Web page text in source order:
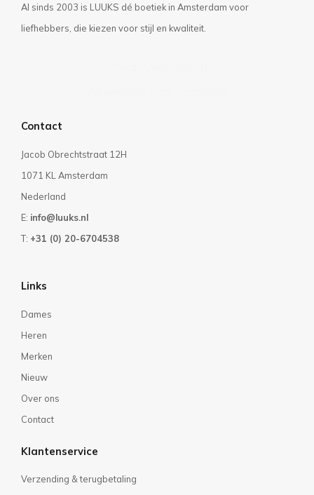
Al sinds 2003 is LUUKS dé boetiek in Amsterdam voor
liefhebbers, die kiezen voor stijl en kwaliteit.
Contact
Jacob Obrechtstraat 12H
1071 KL Amsterdam
Nederland
E: info@luuks.nl
T: +31 (0) 20-6704538
Links
Dames
Heren
Merken
Nieuw
Over ons
Contact
Klantenservice
Verzending & terugbetaling